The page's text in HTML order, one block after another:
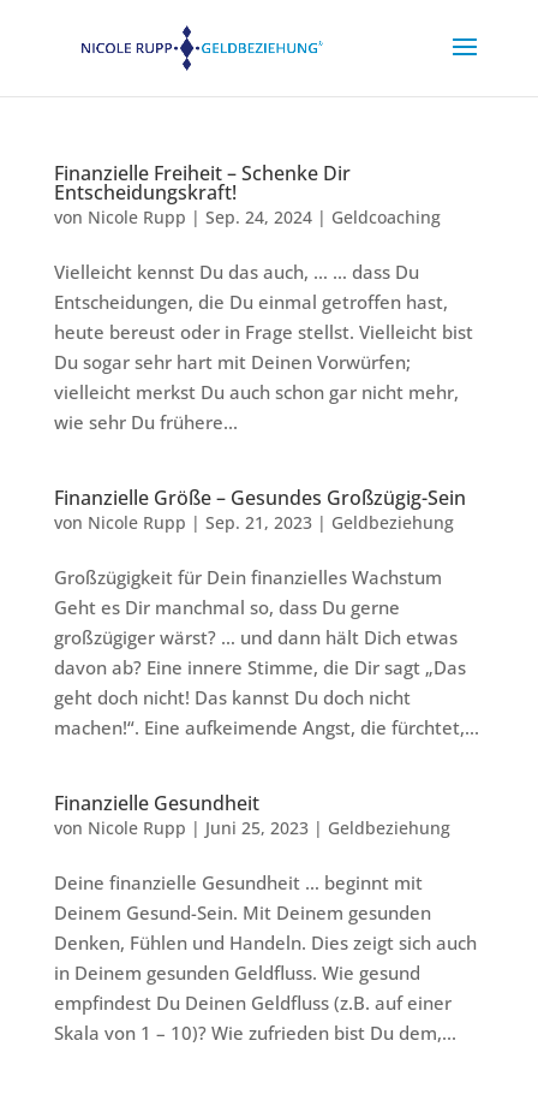
Finanzielle Freiheit – Schenke Dir
Entscheidungskraft!
von Nicole Rupp | Sep. 24, 2024| Geldcoaching
Vielleicht kennst Du das auch, … … dass Du
Entscheidungen, die Du einmal getroffen hast,
heute bereust oder in Frage stellst. Vielleicht bist
Du sogar sehr hart mit Deinen Vorwürfen;
vielleicht merkst Du auch schon gar nicht mehr,
wie sehr Du frühere...
Finanzielle Größe – Gesundes Großzügig-Sein
von Nicole Rupp | Sep. 21, 2023| Geldbeziehung
Großzügigkeit für Dein finanzielles Wachstum
Geht es Dir manchmal so, dass Du gerne
großzügiger wärst? … und dann hält Dich etwas
davon ab? Eine innere Stimme, die Dir sagt „Das
geht doch nicht! Das kannst Du doch nicht
machen!“. Eine aufkeimende Angst, die fürchtet,...
Finanzielle Gesundheit
von Nicole Rupp | Juni 25, 2023| Geldbeziehung
Deine finanzielle Gesundheit … beginnt mit
Deinem Gesund-Sein. Mit Deinem gesunden
Denken, Fühlen und Handeln. Dies zeigt sich auch
in Deinem gesunden Geldfluss. Wie gesund
empfindest Du Deinen Geldfluss (z.B. auf einer
Skala von 1 – 10)? Wie zufrieden bist Du dem,...